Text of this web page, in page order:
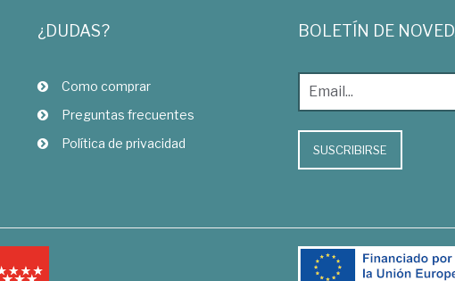
¿DUDAS?
Como comprar
Preguntas frecuentes
Política de privacidad
BOLETÍN DE
SUSCRIBIRSE